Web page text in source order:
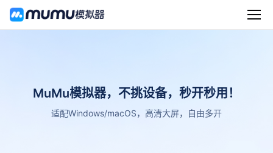
MuMu模拟器，不挑设备，秒开秒用！
适配Windows/macOS，高清大屏，自由多开